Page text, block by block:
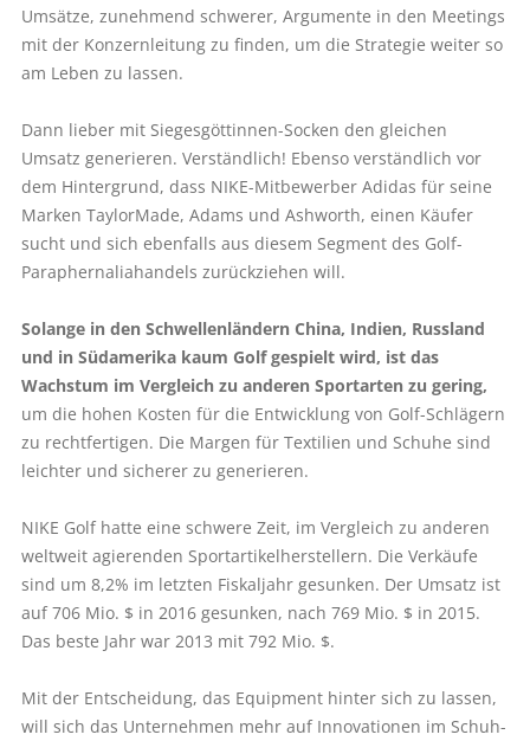
Umsätze, zunehmend schwerer, Argumente in den Meetings
mit der Konzernleitung zu finden, um die Strategie weiter so
am Leben zu lassen.
Dann lieber mit Siegesgöttinnen-Socken den gleichen
Umsatz generieren. Verständlich! Ebenso verständlich vor
dem Hintergrund, dass NIKE-Mitbewerber Adidas für seine
Marken TaylorMade, Adams und Ashworth, einen Käufer
sucht und sich ebenfalls aus diesem Segment des Golf-
Paraphernaliahandels zurückziehen will.
Solange in den Schwellenländern China, Indien, Russland
und in Südamerika kaum Golf gespielt wird, ist das
Wachstum im Vergleich zu anderen Sportarten zu gering,
um die hohen Kosten für die Entwicklung von Golf-Schlägern
zu rechtfertigen. Die Margen für Textilien und Schuhe sind
leichter und sicherer zu generieren.
NIKE Golf hatte eine schwere Zeit, im Vergleich zu anderen
weltweit agierenden Sportartikelherstellern. Die Verkäufe
sind um 8,2% im letzten Fiskaljahr gesunken. Der Umsatz ist
auf 706 Mio. $ in 2016 gesunken, nach 769 Mio. $ in 2015.
Das beste Jahr war 2013 mit 792 Mio. $.
Mit der Entscheidung, das Equipment hinter sich zu lassen,
will sich das Unternehmen mehr auf Innovationen im Schuh-